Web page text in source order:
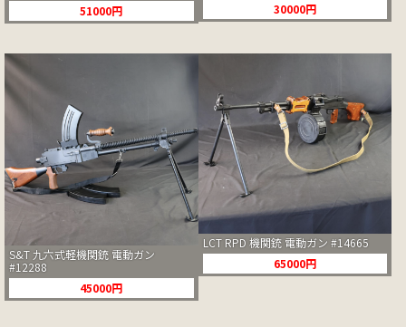
51000円
30000円
S&T 九六式軽機関銃 電動ガン
#12288
45000円
LCT RPD 機関銃 電動ガン #14665
65000円